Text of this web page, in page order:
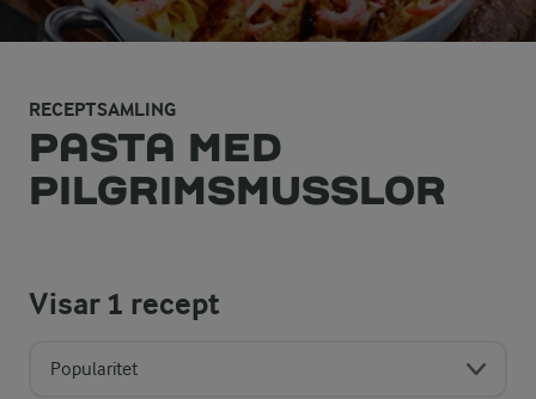
RECEPTSAMLING
PASTA MED
PILGRIMSMUSSLOR
Visar1 recept
Popularitet